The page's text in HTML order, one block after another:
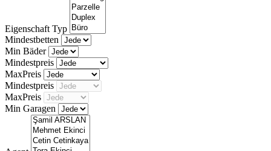
Eigenschaft Typ
Mindestbetten
Min Bäder
Mindestpreis
MaxPreis
Mindestpreis
MaxPreis
Min Garagen